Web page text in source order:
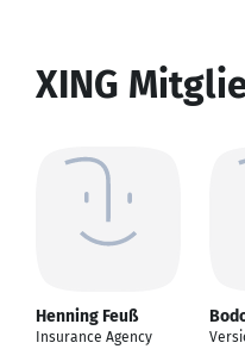
XING
Henning Feuß
Insurance Agency